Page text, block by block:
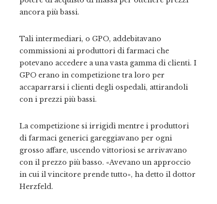
ancora più bassi.
Tali intermediari, o GPO, addebitavano
commissioni ai produttori di farmaci che
potevano accedere a una vasta gamma di clienti. I
GPO erano in competizione tra loro per
accaparrarsi i clienti degli ospedali, attirandoli
con i prezzi più bassi.
La competizione si irrigidì mentre i produttori
di farmaci generici gareggiavano per ogni
grosso affare, uscendo vittoriosi se arrivavano
con il prezzo più basso. «Avevano un approccio
in cui il vincitore prende tutto», ha detto il dottor
Herzfeld.